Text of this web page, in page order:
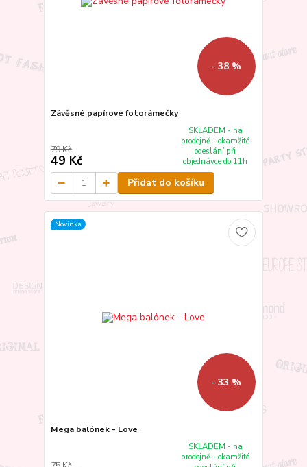
- 38 %
Závěsné papírové fotorámečky
79 Kč
49 Kč
SKLADEM - na
prodejně - okamžité
odeslání při
objednávce do 11h
Přidat do košíku
Novinka
- 33 %
Mega balónek - Love
SKLADEM - na
prodejně - okamžité